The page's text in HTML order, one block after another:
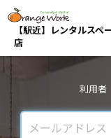
【駅近】レンタルス
店
利用者